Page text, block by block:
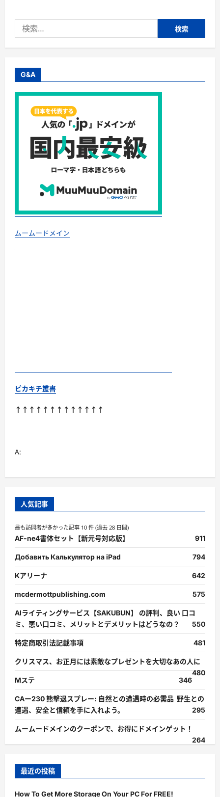
索:
G&A
ムームードメイン
ピカキチ叢書
↑↑↑↑↑↑↑↑↑↑↑↑↑
A:
人気記事
最も訪問者が多かった記事 10 件 (過去 28 日間)
AF-ne4書体セット【新元号対応版】 911
Добавить Калькулятор на iPad 794
Kアリーナ 642
mcdermottpublishing.com 575
AIライティングサービス【SAKUBUN】 の評判、良い 口コ
ミ、悪い口コミ、メリットとデメリットはどうなの？
550
特定商取引法記載事項 481
クリスマス、お正月には素敵なプレゼントを大切なあの人に
480
Mステ
346
CAー230 熊撃退スプレー: 自然との遭遇時の必需品 野生との
遭遇、安全と信頼を手に入れよう。
295
ムームードメインのクーポンで、お得にドメインゲット！
264
最近の投稿
How To Get More Storage On Your PC For FREE!